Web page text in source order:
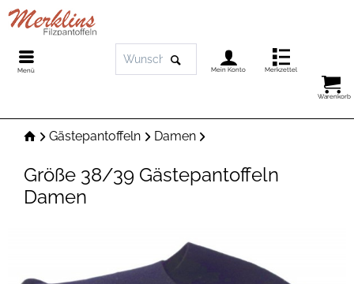
Menü Mein Konto Merkzettel
Warenkorb
Gästepantoffeln Damen
Größe 38/39 Gästepantoffeln
Damen